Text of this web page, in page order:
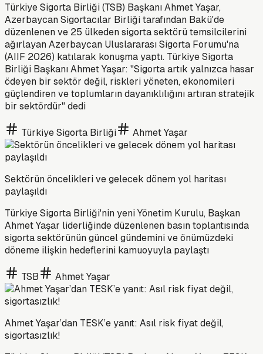
Türkiye Sigorta Birliği (TSB) Başkanı Ahmet Yaşar,
Azerbaycan Sigortacılar Birliği tarafından Bakü'de
düzenlenen ve 25 ülkeden sigorta sektörü temsilcilerini
ağırlayan Azerbaycan Uluslararası Sigorta Forumu'na
(AIIF 2026) katılarak konuşma yaptı. Türkiye Sigorta
Birliği Başkanı Ahmet Yaşar: "Sigorta artık yalnızca hasar
ödeyen bir sektör değil, riskleri yöneten, ekonomileri
güçlendiren ve toplumların dayanıklılığını artıran stratejik
bir sektördür" dedi
Türkiye Sigorta Birliği Ahmet Yaşar
Sektörün öncelikleri ve gelecek dönem yol haritası
paylaşıldı
Türkiye Sigorta Birliği'nin yeni Yönetim Kurulu, Başkan
Ahmet Yaşar liderliğinde düzenlenen basın toplantısında
sigorta sektörünün güncel gündemini ve önümüzdeki
döneme ilişkin hedeflerini kamuoyuyla paylaştı
TSB Ahmet Yaşar
Ahmet Yaşar’dan TESK’e yanıt: Asıl risk fiyat değil,
sigortasızlık!